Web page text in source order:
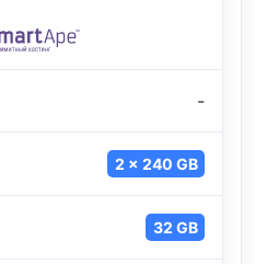
-
2 x 240 GB
32 GB